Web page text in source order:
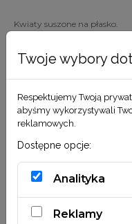
Kwiaty suszone na płasko.
Dostawa i płatność
Pielęgnacja
Ekologia
Twoje wybory
Respektujemy Twoją
abyśmy wykorzystywali
reklamowych.
Dostępne opcje:
Analityka
Reklamy